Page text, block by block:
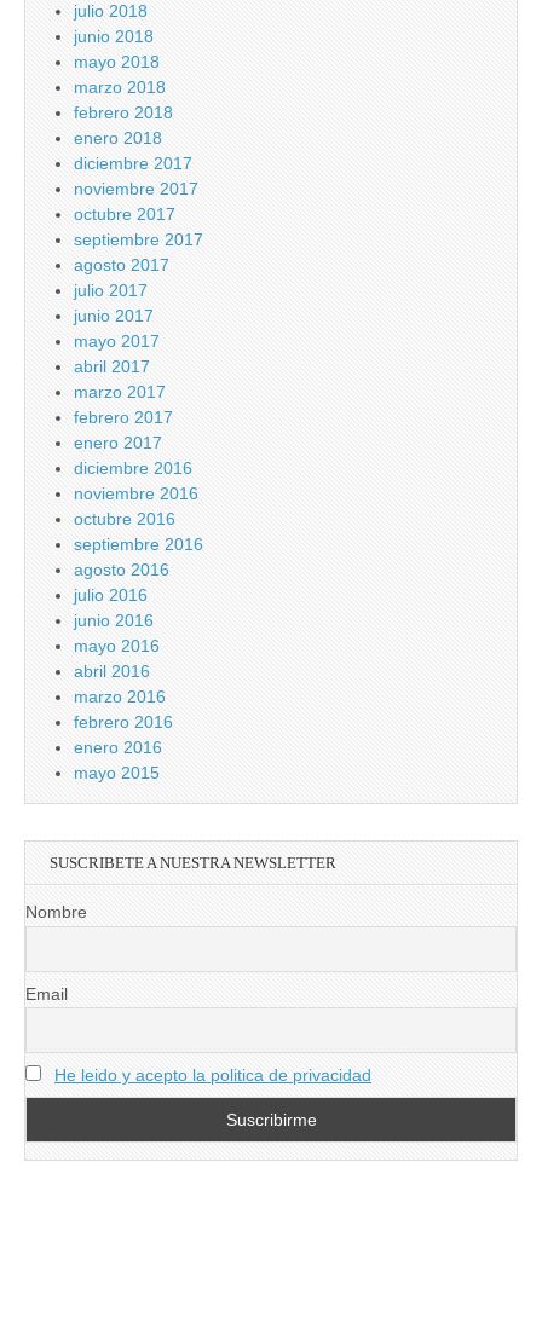
julio 2018
junio 2018
mayo 2018
marzo 2018
febrero 2018
enero 2018
diciembre 2017
noviembre 2017
octubre 2017
septiembre 2017
agosto 2017
julio 2017
junio 2017
mayo 2017
abril 2017
marzo 2017
febrero 2017
enero 2017
diciembre 2016
noviembre 2016
octubre 2016
septiembre 2016
agosto 2016
julio 2016
junio 2016
mayo 2016
abril 2016
marzo 2016
febrero 2016
enero 2016
mayo 2015
SUSCRIBETE A NUESTRA NEWSLETTER
Nombre
Email
He leido y acepto la politica de privacidad